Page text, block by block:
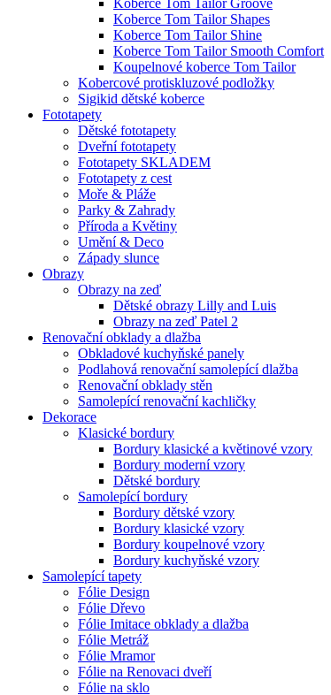
Koberce Tom Tailor Shapes
Koberce Tom Tailor Shine
Koberce Tom Tailor Smooth Comfort
Koupelnové koberce Tom Tailor
Kobercové protiskluzové podložky
Sigikid dětské koberce
Fototapety
Dětské fototapety
Dveřní fototapety
Fototapety SKLADEM
Fototapety z cest
Moře & Pláže
Parky & Zahrady
Příroda a Květiny
Umění & Deco
Západy slunce
Obrazy
Obrazy na zeď
Dětské obrazy Lilly and Luis
Obrazy na zeď Patel 2
Renovační obklady a dlažba
Obkladové kuchyňské panely
Podlahová renovační samolepící dlažba
Renovační obklady stěn
Samolepící renovační kachličky
Dekorace
Klasické bordury
Bordury klasické a květinové vzory
Bordury moderní vzory
Dětské bordury
Samolepící bordury
Bordury dětské vzory
Bordury klasické vzory
Bordury koupelnové vzory
Bordury kuchyňské vzory
Samolepící tapety
Fólie Design
Fólie Dřevo
Fólie Imitace obklady a dlažba
Fólie Metráž
Fólie Mramor
Fólie na Renovaci dveří
Fólie na sklo